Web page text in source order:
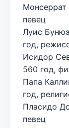
Монсеррат
певец
Луис
год,
Исидор
560 год,
Папа
год,
Пласидо
певец